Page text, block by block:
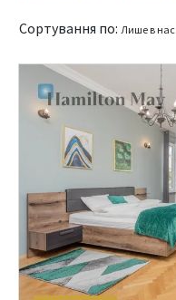
Сортування по: Лише в нас